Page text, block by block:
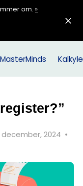
om. »
MasterMinds
2024 •